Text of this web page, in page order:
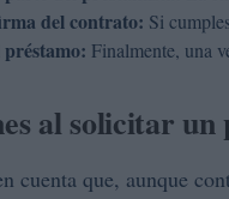
del contrato: Si
préstamo: Finalmente, una
al solicitar
cuenta que, aunque